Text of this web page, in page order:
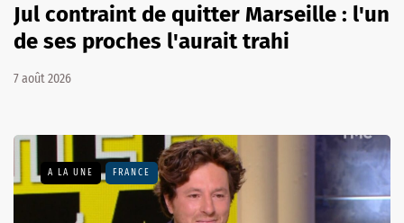
Jul contraint de quitter Marseille : l'un
de ses proches l'aurait trahi
7 août 2026
A LA UNE FRANCE